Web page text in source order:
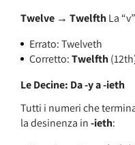
Twelve → Twelfth La
Errato: Twelveth
Corretto:Twelfth
Le Decine: Da -y a -ieth
Tutti i numeri che
la desinenza in-ieth: